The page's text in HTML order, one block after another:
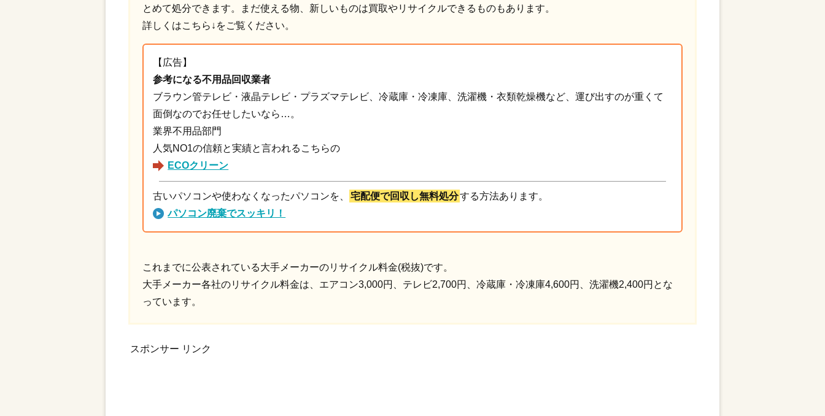
とめて処分できます。まだ使える物、新しいものは買取やリサイクルできるものもあります。
詳しくはこちら↓をご覧ください。
【広告】
参考になる不用品回収業者
ブラウン管テレビ・液晶テレビ・プラズマテレビ、冷蔵庫・冷凍庫、洗濯機・衣類乾燥機など、運び出すのが重くて
面倒なのでお任せしたいなら…。
業界不用品部門
人気NO1の信頼と実績と言われるこちらの
ECOクリーン
古いパソコンや使わなくなったパソコンを、 宅配便で回収し無料処分する方法あります。
パソコン廃棄でスッキリ！
これまでに公表されている大手メーカーのリサイクル料金(税抜)です。
大手メーカー各社のリサイクル料金は、エアコン3,000円、テレビ2,700円、冷蔵庫・冷凍庫4,600円、洗濯機2,400円とな
っています。
スポンサー リンク